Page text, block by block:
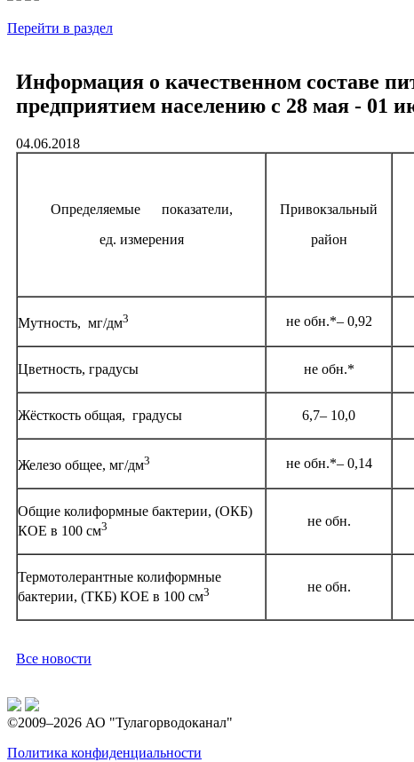
Перейти в раздел
Информация о качественном составе
предприятием населению с 28 мая - 01
04.06.2018
Определяемые показатели,
ед. измерения
Привокзальный
район
Мутность, мг/дм3 не обн.*– 0,92
Цветность, градусы не обн.*
Жёсткость общая, градусы 6,7– 10,0
Железо общее, мг/дм3 не обн.*– 0,14
Общие колиформные бактерии, (ОКБ)
КОЕ в 100 см3 не обн.
Термотолерантные колиформные
бактерии, (ТКБ) КОЕ в 100 см3 не обн.
Все новости
©2009–2026 АО "Тулагорводоканал"
Политика конфиденциальности